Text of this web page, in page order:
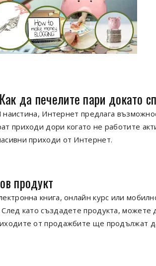
да печелите пари докато
Интернет предлага
приходи дори когато не работите
приходи от Интернет.
продукт
книга, онлайн курс или
като създадете продукта, можете
от продажбите ще продължат